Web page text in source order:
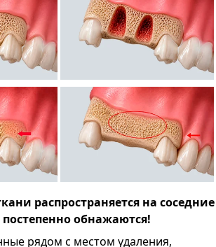
распространяется на соседние
обнажаются!
рядом с местом удаления,